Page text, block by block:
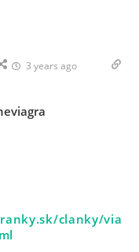
3 years ago
clanky/